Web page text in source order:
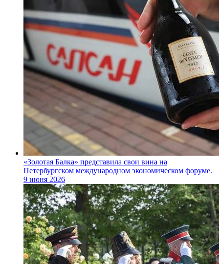
«Золотая Балка» представила свои вина на
Петербургском международном экономическом форуме.
9 июня 2026